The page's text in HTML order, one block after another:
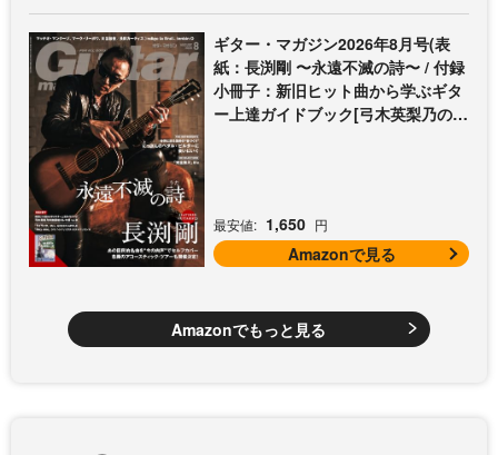
ギター・マガジン2026年8月号(表
紙：長渕剛 〜永遠不滅の詩〜 / 付録
小冊子：新旧ヒット曲から学ぶギタ
ー上達ガイドブック[弓木英梨乃の放
最安値: 1,650 円
Amazonで見る
Amazonでもっと見る